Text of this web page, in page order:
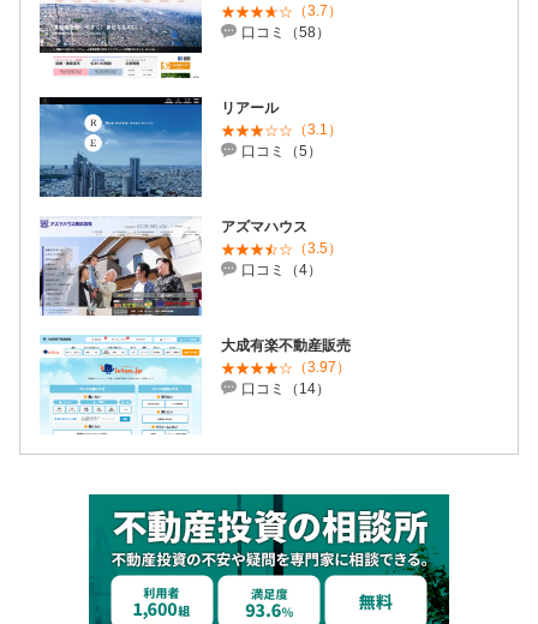
（3.7）
口コミ（58）
リアール
（3.1）
口コミ（5）
アズマハウス
（3.5）
口コミ（4）
大成有楽不動産販売
（3.97）
口コミ（14）